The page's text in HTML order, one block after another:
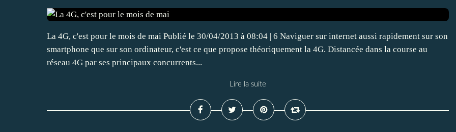
La 4G, c'est pour le mois de mai Publié le 30/04/2013 à 08:04 | 6 Naviguer sur internet aussi rapidement sur son
smartphone que sur son ordinateur, c'est ce que propose théoriquement la 4G. Distancée dans la course au
réseau 4G par ses principaux concurrents...
Lire la suite